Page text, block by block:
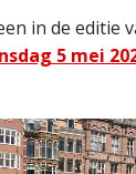
in de editie
5 mei